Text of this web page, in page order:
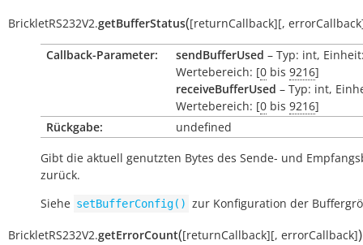
BrickletRS232V2.getBufferStatus([returnCallback][, errorCallback
Callback-Parameter: sendBufferUsed – Typ: int,
Wertebereich: [0 bis 9216]
receiveBufferUsed – Typ: int,
Wertebereich: [0 bis 9216]
Rückgabe:
undefined
Gibt die aktuell genutzten Bytes des Sende- und
zurück.
Siehe setBufferConfig() zur Konfiguration der
BrickletRS232V2.getErrorCount([returnCallback][, errorCallback])